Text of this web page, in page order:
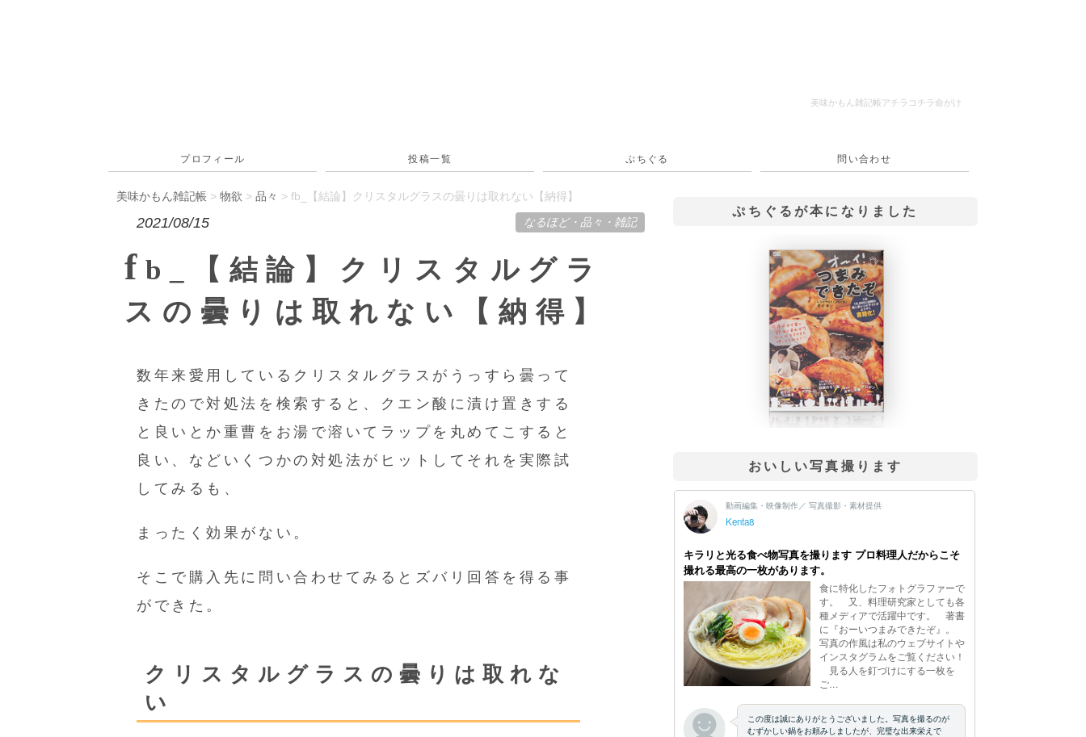
美味かもん雑記帳 アチラコチラ命がけ
プロフィール 投稿一覧 ぷちぐる 問い合わせ
美味かもん雑記帳 >物欲 >品々 > fb_【結論】クリスタルグラスの曇りは取れない【納得】
2021/08/15 なるほど・ 品々 ・ 雑記
f b_【結論】クリスタルグラ
スの曇りは取れない【納得】
数年来愛用しているクリスタルグラスがうっすら曇って
きたので対処法を検索すると、クエン酸に漬け置きする
と良いとか重曹をお湯で溶いてラップを丸めてこすると
良い、などいくつかの対処法がヒットしてそれを実際試
してみるも、
まったく効果がない。
そこで購入先に問い合わせてみるとズバリ回答を得る事
ができた。
クリスタルグラスの曇りは取れな
い
ぷちぐるが本になりました
おいしい写真撮ります